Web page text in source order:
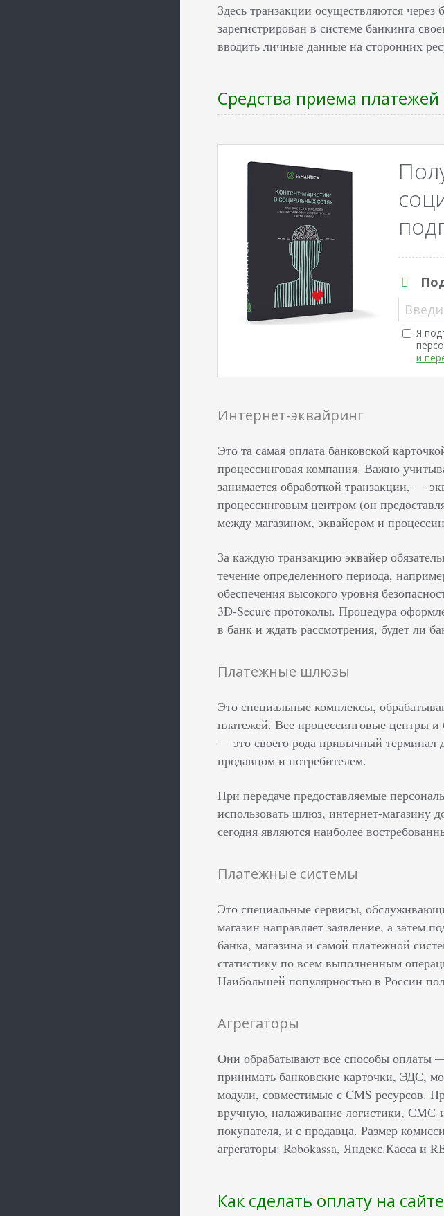
Здесь транзакции осуществляются
зарегистрирован в системе банкинга
вводить личные данные на сторонних
Средства приема платежей
Я
и
Интернет-эквайринг
Это та самая оплата банковской
процессинговая компания. Важно
занимается обработкой транзакции, —
процессинговым центром (он
между магазином, эквайером и
За каждую транзакцию эквайер
течение определенного периода,
обеспечения высокого уровня
3D-Secure протоколы. Процедура
в банк и ждать рассмотрения, будет ли
Платежные шлюзы
Это специальные комплексы,
платежей. Все процессинговые центры
— это своего рода привычный терминал
продавцом и потребителем.
При передаче предоставляемые
использовать шлюз, интернет-магазину
сегодня являются наиболее
Платежные системы
Это специальные сервисы,
магазин направляет заявление, а затем
банка, магазина и самой платежной
статистику по всем выполненным
Наибольшей популярностью в России
Агрегаторы
Они обрабатывают все способы оплаты
принимать банковские карточки, ЭДС,
модули, совместимые с CMS ресурсов.
вручную, налаживание логистики, СМС-
покупателя, и с продавца. Размер
агрегаторы: Robokassa, Яндекс.Касса и
Как сделать оплату на